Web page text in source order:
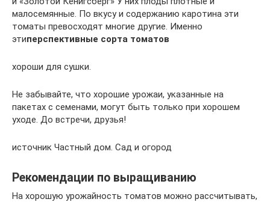
малосемянные. По вкусу и содержанию каротина эти
томаты превосходят многие другие. Именно
этиперспективные сорта томатов
хороши для сушки.
Не забывайте, что хорошие урожаи, указанные на
пакетах с семенами, могут быть только при хорошем
уходе. До встречи, друзья!
источник Частный дом. Сад и огород
Рекомендации по выращиванию
На хорошую урожайность томатов можно рассчитывать,